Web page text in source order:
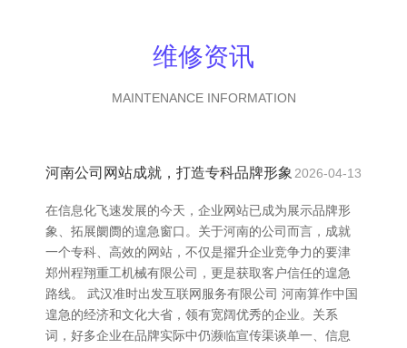
维修资讯
MAINTENANCE INFORMATION
河南公司网站成就，打造专科品牌形象 2026-04-13
在信息化飞速发展的今天，企业网站已成为展示品牌形
象、拓展阛阓的遑急窗口。关于河南的公司而言，成就
一个专科、高效的网站，不仅是擢升企业竞争力的要津
郑州程翔重工机械有限公司，更是获取客户信任的遑急
路线。 武汉准时出发互联网服务有限公司 河南算作中国
遑急的经济和文化大省，领有宽阔优秀的企业。关系
词，好多企业在品牌实际中仍濒临宣传渠谈单一、信息